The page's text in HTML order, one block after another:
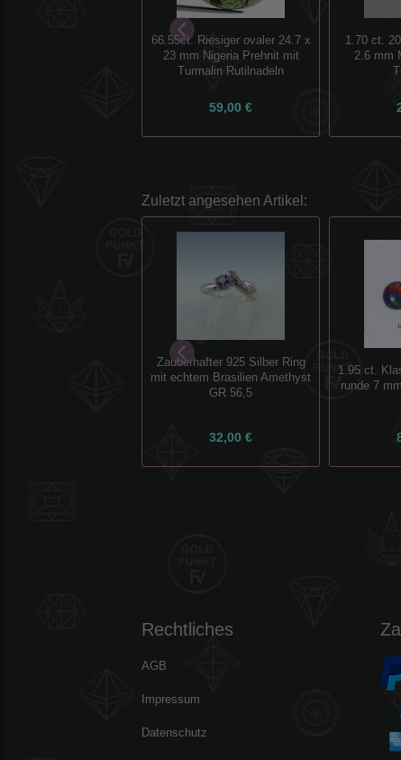
66.55ct. Riesiger ovaler 24.7 x
23 mm Nigeria Prehnit mit
Turmalin Rutilnadeln
59,00 €
1.70 ct.
2.6 mm
Zuletzt angesehen Artikel:
Zauberhafter 925 Silber Ring
mit echtem Brasilien Amethyst
GR 56,5
32,00 €
1.95 ct.
runde 7
Rechtliches
AGB
Impressum
Datenschutz